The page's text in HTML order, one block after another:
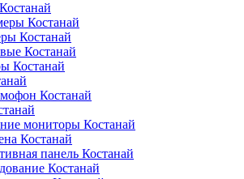
Костанай
Костанай
Костанай
Костанай
Костанай
мониторы Костанай
Костанай
панель Костанай
Костанай